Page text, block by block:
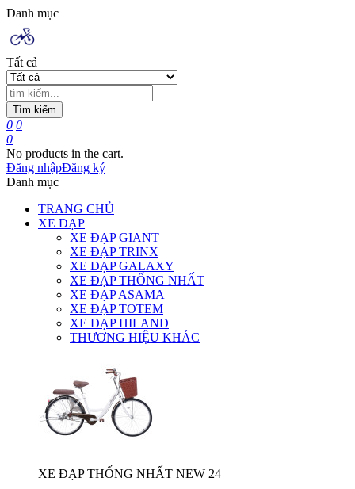
Danh mục
Tất cả
Tìm kiếm
0 0
0
No products in the cart.
Đăng nhậpĐăng ký
Danh mục
TRANG CHỦ
XE ĐẠP
XE ĐẠP GIANT
XE ĐẠP TRINX
XE ĐẠP GALAXY
XE ĐẠP THỐNG NHẤT
XE ĐẠP ASAMA
XE ĐẠP TOTEM
XE ĐẠP HILAND
THƯƠNG HIỆU KHÁC
XE ĐẠP THỐNG NHẤT NEW 24